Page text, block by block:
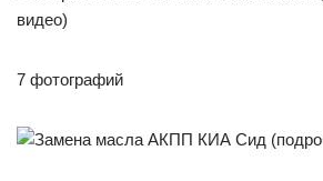
7 фотографий